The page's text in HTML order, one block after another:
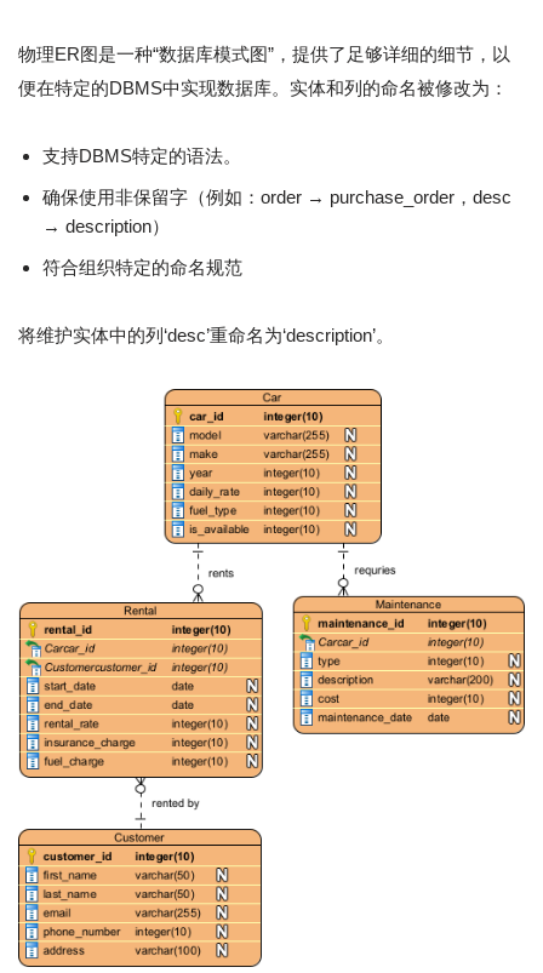
物理ER图是一种“数据库模式图”，提供了足够详细的细节，以
便在特定的DBMS中实现数据库。实体和列的命名被修改为：
支持DBMS特定的语法。
确保使用非保留字（例如：order → purchase_order，desc
→ description）
符合组织特定的命名规范
将维护实体中的列‘desc’重命名为‘description’。